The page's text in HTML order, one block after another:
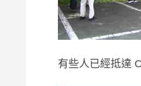
有些人已經抵達